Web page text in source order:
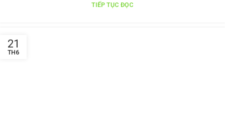
TIẾP TỤC ĐỌC
21
TH6